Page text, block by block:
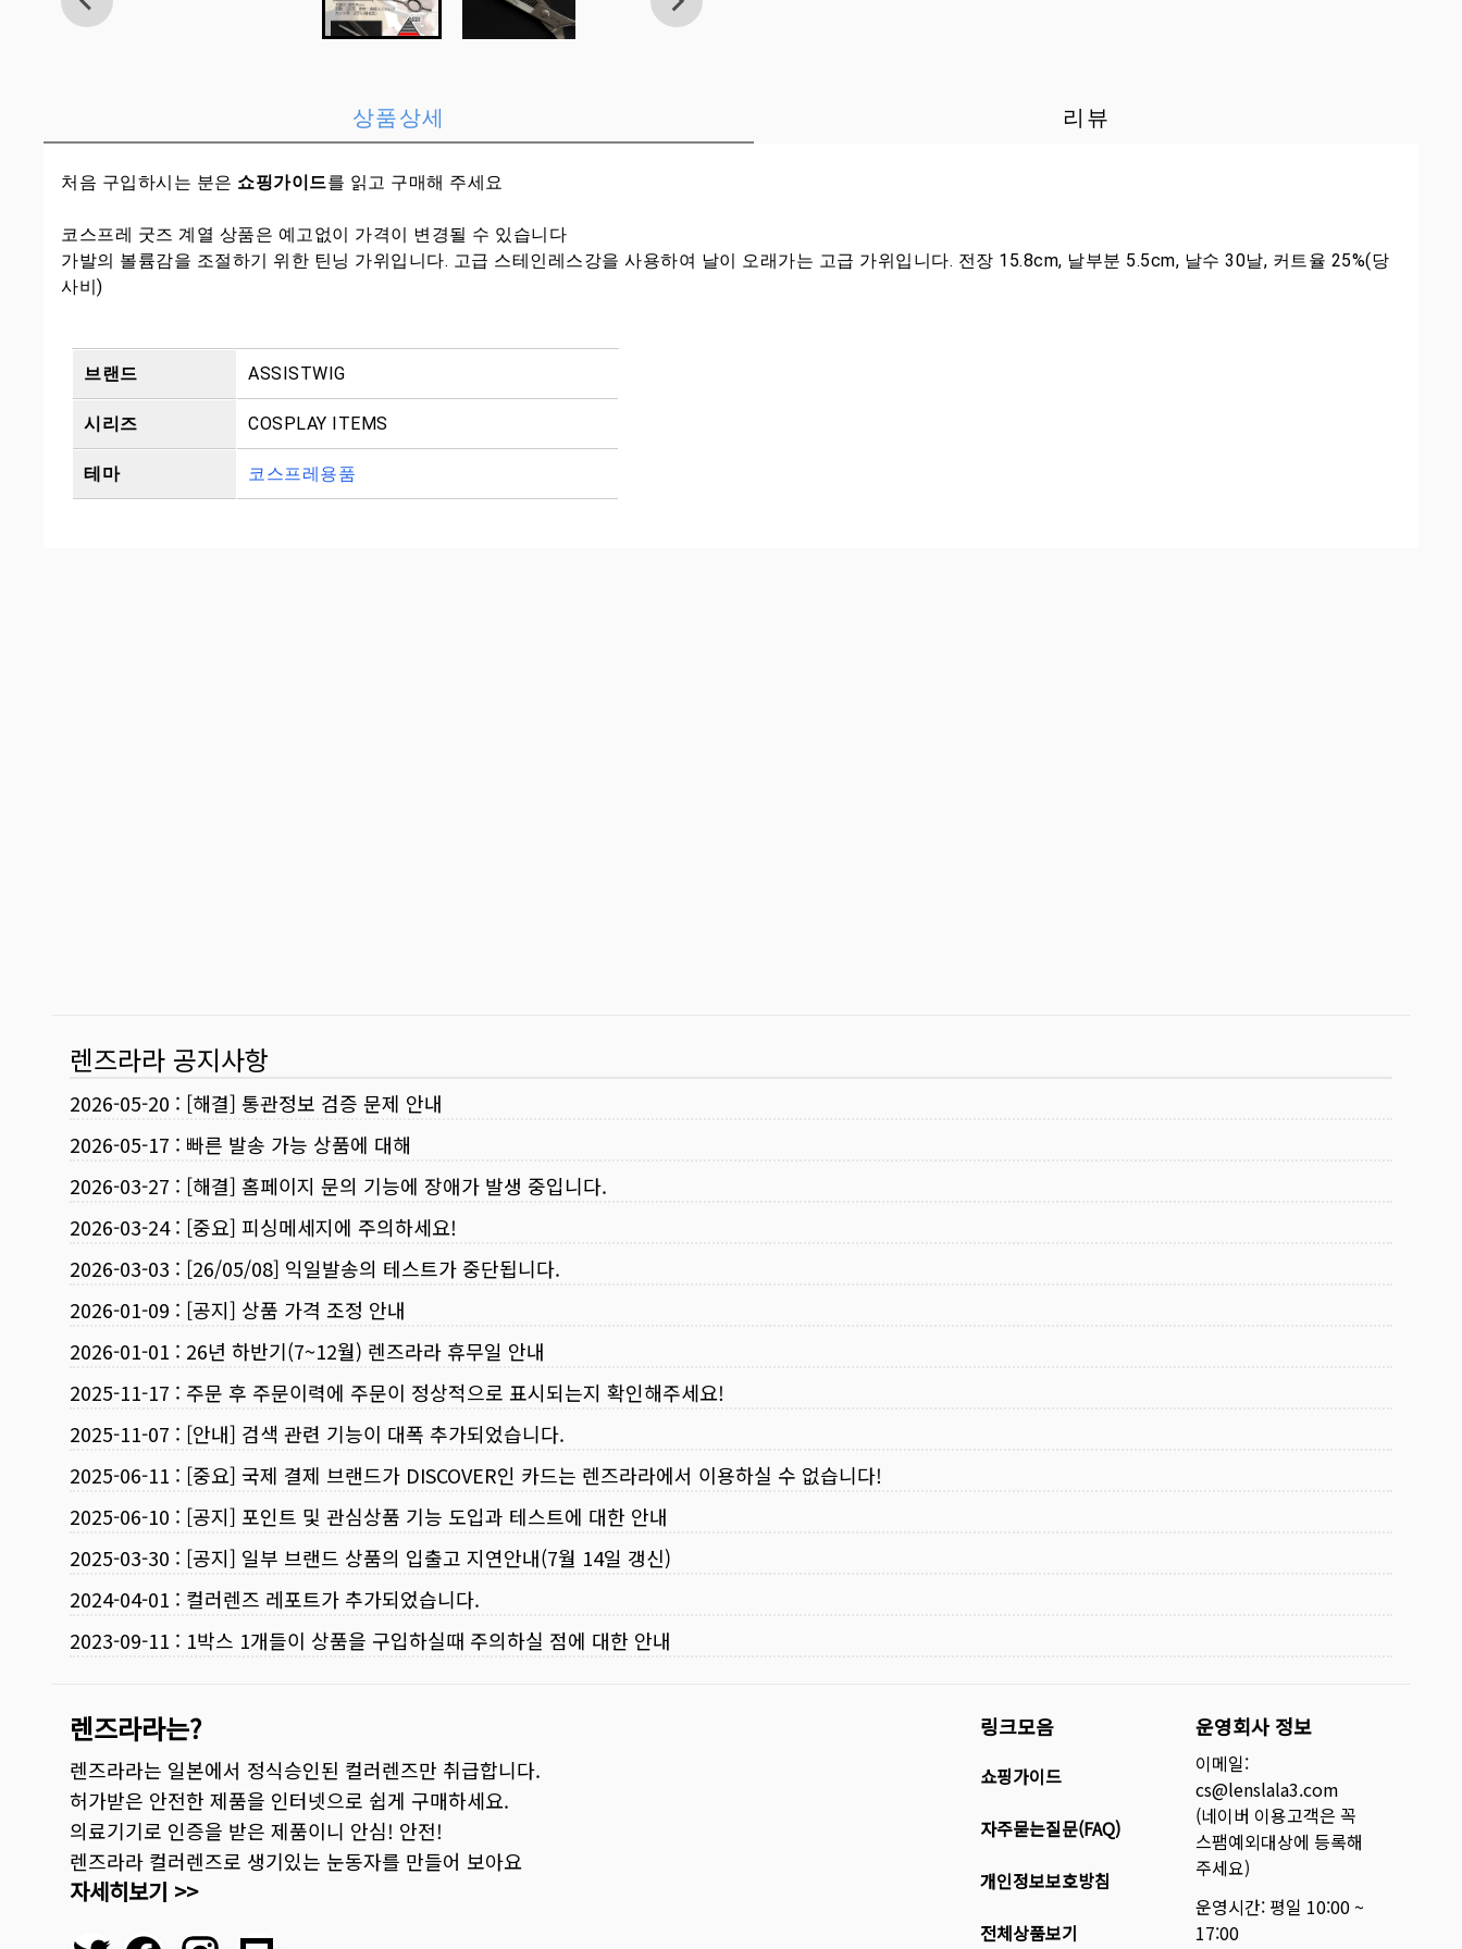
상품상세 리뷰
처음 구입하시는 분은 쇼핑가이드를 읽고 구매해 주세요
코스프레 굿즈 계열 상품은 예고없이 가격이 변경될 수 있습니다
가발의 볼륨감을 조절하기 위한 틴닝 가위입니다. 고급 스테인레스강을 사용하여 날이 오래가는 고급 가위입니다. 전장 15.8cm, 날부분 5.5cm, 날수 30날, 커트율 25%(당
사비)
브랜드 ASSISTWIG
시리즈 COSPLAY ITEMS
테마 코스프레용품
렌즈라라 공지사항
2026-05-20 : [해결] 통관정보 검증 문제 안내
2026-05-17 : 빠른 발송 가능 상품에 대해
2026-03-27 : [해결] 홈페이지 문의 기능에 장애가 발생 중입니다.
2026-03-24: [중요] 피싱메세지에 주의하세요!
2026-03-03 : [26/05/08] 익일발송의 테스트가 중단됩니다.
2026-01-09 : [공지] 상품 가격 조정 안내
2026-01-01 : 26년 하반기(7~12월) 렌즈라라 휴무일 안내
2025-11-17 : 주문 후 주문이력에 주문이 정상적으로 표시되는지 확인해주세요!
2025-11-07 : [안내] 검색 관련 기능이 대폭 추가되었습니다.
2025-06-11 : [중요] 국제 결제 브랜드가 DISCOVER인 카드는 렌즈라라에서 이용하실 수 없습니다!
2025-06-10 : [공지] 포인트 및 관심상품 기능 도입과 테스트에 대한 안내
2025-03-30 : [공지] 일부 브랜드 상품의 입출고 지연안내(7월 14일 갱신)
2024-04-01 : 컬러렌즈 레포트가 추가되었습니다.
2023-09-11 : 1박스 1개들이 상품을 구입하실때 주의하실 점에 대한 안내
렌즈라라는?
렌즈라라는 일본에서 정식승인된 컬러렌즈만 취급합니다.
허가받은 안전한 제품을 인터넷으로 쉽게 구매하세요.
의료기기로 인증을 받은 제품이니 안심! 안전!
렌즈라라 컬러렌즈로 생기있는 눈동자를 만들어 보아요
자세히보기 >>
링크모음
쇼핑가이드
자주묻는질문(FAQ)
개인정보보호방침
전체상품보기
운영회사 정보
이메일:
cs@lenslala3.com
(네이버 이용고객은 꼭
스팸예외대상에 등록해
주세요)
운영시간: 평일 10:00 ~
17:00